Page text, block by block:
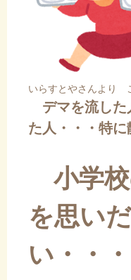
いらすとやさんより
デマを流した
た人・・・特に
小学
を思い
い・・・